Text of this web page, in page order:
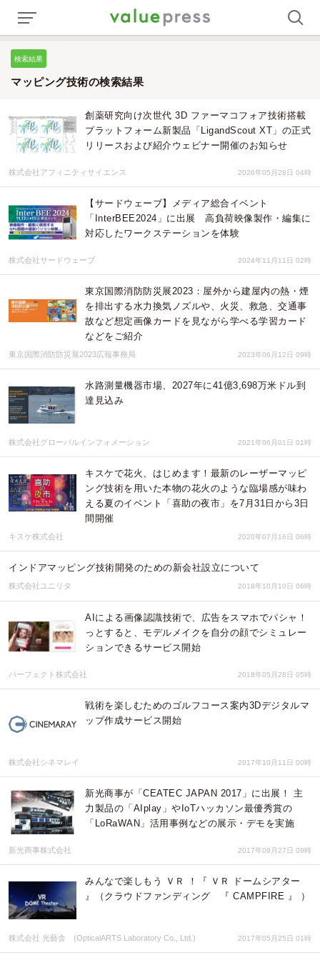
検索結果
マッピング技術の検索結果
創薬研究向け次世代 3D ファーマコフォア技術搭載
プラットフォーム新製品「LigandScout XT」の正式
リリースおよび紹介ウェビナー開催のお知らせ
株式会社アフィニティサイエンス 2026年05月28日 04時
【サードウェーブ】メディア総合イベント
「InterBEE2024」に出展 高負荷映像製作・編集に
対応したワークステーションを体験
株式会社サードウェーブ 2024年11月11日 02時
東京国際消防防災展2023：屋外から建屋内の熱・煙
を排出する水力換気ノズルや、火災、救急、交通事
故など想定画像カードを見ながら学べる学習カード
などをご紹介
東京国際消防防災展2023広報事務局 2023年06月12日 09時
水路測量機器市場、2027年に41億3,698万米ドル到
達見込み
株式会社グローバルインフォメーション 2021年06月01日 01時
キスケで花火、はじめます！最新のレーザーマッピ
ング技術を用いた本物の花火のような臨場感が味わ
える夏のイベント「喜助の夜市」を7月31日から3日
間開催
キスケ株式会社 2020年07月16日 06時
インドアマッピング技術開発のための新会社設立について
株式会社ユニリタ 2018年10月10日 06時
AIによる画像認識技術で、広告をスマホでパシャ！
っとすると、モデルメイクを自分の顔でシミュレー
ションできるサービス開始
パーフェクト株式会社 2018年05月28日 05時
戦術を楽しむためのゴルフコース案内3Dデジタルマ
ップ作成サービス開始
株式会社シネマレイ 2017年10月11日 00時
新光商事が「CEATEC JAPAN 2017」に出展！ 主
力製品の「AIplay」やIoTハッカソン最優秀賞の
「LoRaWAN」活用事例などの展示・デモを実施
新光商事株式会社 2017年09月27日 09時
みんなで楽しもう ＶＲ ！『 ＶＲ ドームシアター
』（クラウドファンディング 『 CAMPFIRE 』 ）
株式会社 光藝舎 (OpticalARTS Laboratory Co., Ltd.) 2017年05月25日 01時